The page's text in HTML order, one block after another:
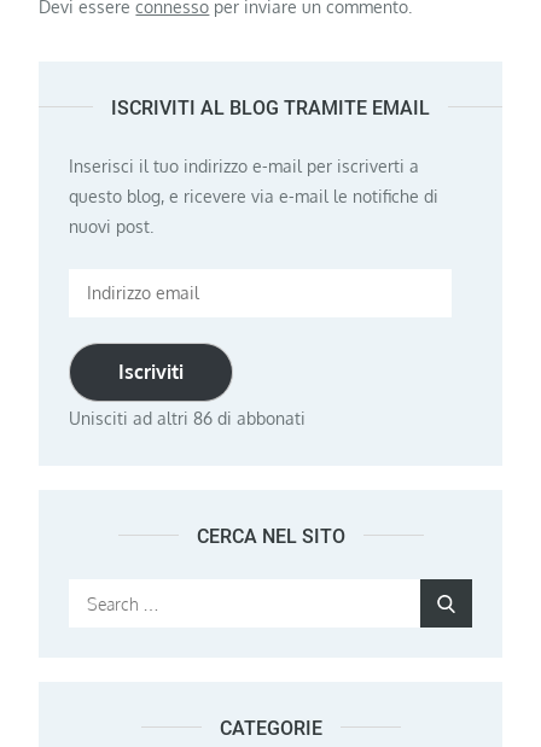
Devi essereconnesso per inviare un commento.
ISCRIVITI AL BLOG TRAMITE EMAIL
Inserisci il tuo indirizzo e-mail per iscriverti a
questo blog, e ricevere via e-mail le notifiche di
nuovi post.
Indirizzo
Iscriviti
Unisciti ad altri 86 di abbonati
CERCA NEL SITO
Search
CATEGORIE